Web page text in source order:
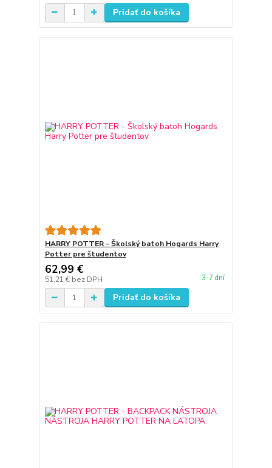
Pridať do košíka
HARRY POTTER - Školský batoh Hogards Harry
Potter pre študentov
62,99 €
51,21 € bez DPH 3-7 dní
Pridať do košíka